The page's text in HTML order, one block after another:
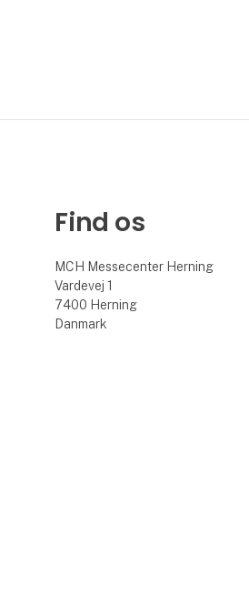
Find os
MCH Messecenter Herning
Vardevej 1
7400 Herning
Danmark